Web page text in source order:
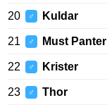
20 ♂ Kuldar
21 ♂ Must Panter
22 ♂ Krister
23 ♂ Thor